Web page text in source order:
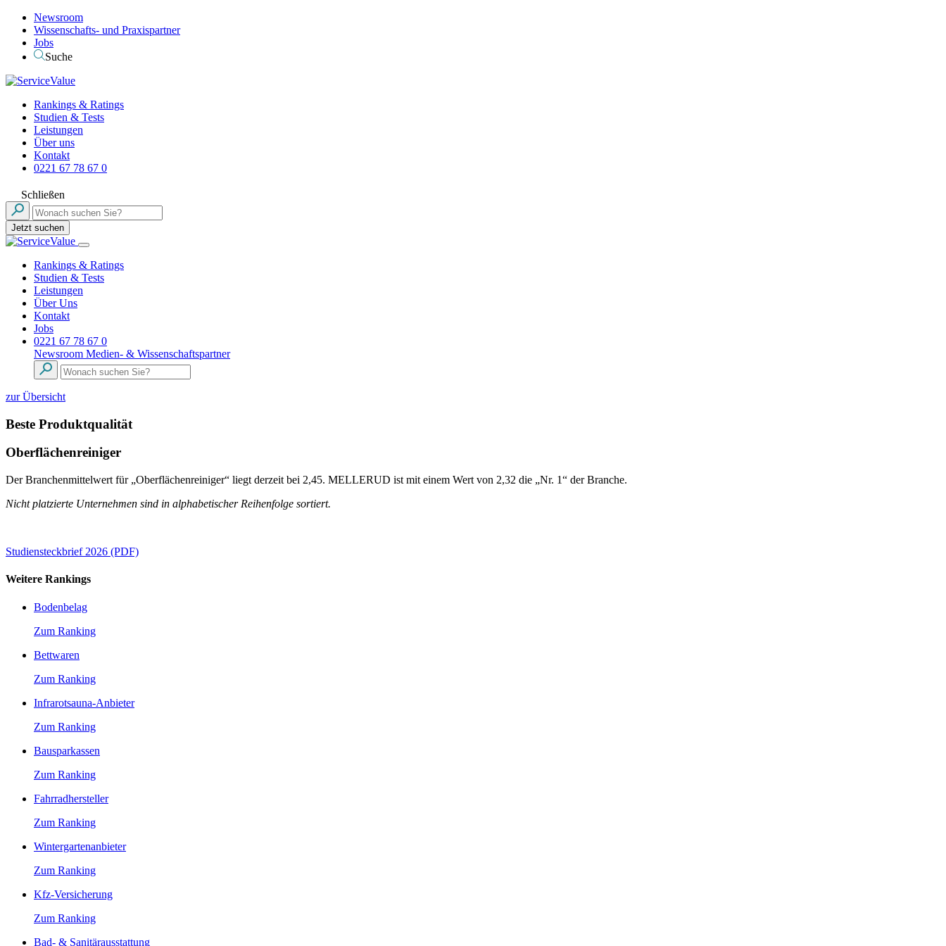
Newsroom
Wissenschafts- und Praxispartner
Jobs
Suche
Rankings & Ratings
Studien & Tests
Leistungen
Über uns
Kontakt
0221 67 78 67 0
Schließen
Jetzt suchen
Rankings & Ratings
Studien & Tests
Leistungen
Über Uns
Kontakt
Jobs
0221 67 78 67 0
Newsroom Medien- & Wissenschaftspartner
zur Übersicht
Beste Produktqualität
Oberflächenreiniger
Der Branchenmittelwert für „Oberflächenreiniger“ liegt derzeit bei 2,45. MELLERUD ist mit einem Wert von 2,32 die „Nr. 1“ der Branche.
Nicht platzierte Unternehmen sind in alphabetischer Reihenfolge sortiert.
Studiensteckbrief 2026 (PDF)
Weitere Rankings
Bodenbelag
Zum Ranking
Bettwaren
Zum Ranking
Infrarotsauna-Anbieter
Zum Ranking
Bausparkassen
Zum Ranking
Fahrradhersteller
Zum Ranking
Wintergartenanbieter
Zum Ranking
Kfz-Versicherung
Zum Ranking
Bad- & Sanitärausstattung